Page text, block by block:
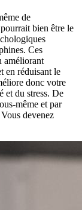
de
bien être le
Ces
améliorant
en réduisant le
donc votre
et du stress. De
même et par
devenez